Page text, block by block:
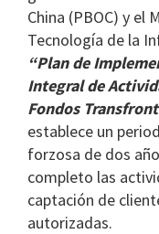
China (PBOC) y el
Tecnología de la
“Plan de
Integral de
Fondos
establece un
forzosa de dos
completo las
captación de
autorizadas.